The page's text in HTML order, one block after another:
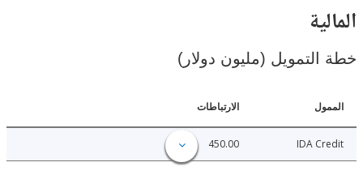
(مليون دولار)
الارتباطات
IDA